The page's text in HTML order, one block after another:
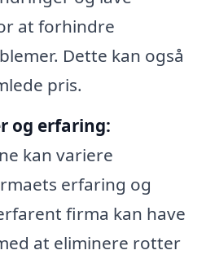
at forhindre
Dette kan også
pris.
og erfaring:
kan variere
erfaring og
firma kan have
at eliminere rotter